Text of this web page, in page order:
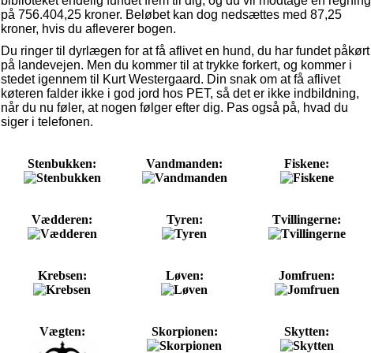
på 756.404,25 kroner. Beløbet kan dog nedsættes med 87,25
kroner, hvis du afleverer bogen.
Du ringer til dyrlægen for at få aflivet en hund, du har fundet påkørt
på landevejen. Men du kommer til at trykke forkert, og kommer i
stedet igennem til Kurt Westergaard. Din snak om at få aflivet
køteren falder ikke i god jord hos PET, så det er ikke indbildning,
når du nu føler, at nogen følger efter dig. Pas også på, hvad du
siger i telefonen.
Stenbukken: Vandmanden: Fiskene:
Vædderen: Tyren: Tvillingerne:
Krebsen: Løven: Jomfruen:
Vægten: Skorpionen: Skytten: